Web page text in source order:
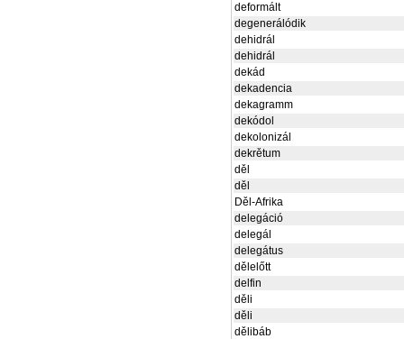
deformált
degenerálódik
dehidrál
dehidrál
dekád
dekadencia
dekagramm
dekódol
dekolonizál
dekrětum
děl
děl
Děl-Afrika
delegáció
delegál
delegátus
dělelőtt
delfin
děli
děli
dělibáb